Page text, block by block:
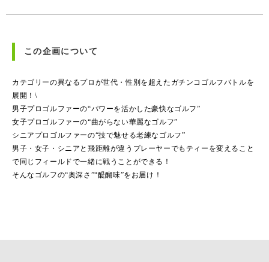
この企画について
カテゴリーの異なるプロが世代・性別を超えたガチンコゴルフバトルを
展開！\
男子プロゴルファーの“パワーを活かした豪快なゴルフ”
女子プロゴルファーの“曲がらない華麗なゴルフ”
シニアプロゴルファーの“技で魅せる老練なゴルフ”
男子・女子・シニアと飛距離が違うプレーヤーでもティーを変えること
で同じフィールドで一緒に戦うことができる！
そんなゴルフの“奥深さ”“醍醐味”をお届け！